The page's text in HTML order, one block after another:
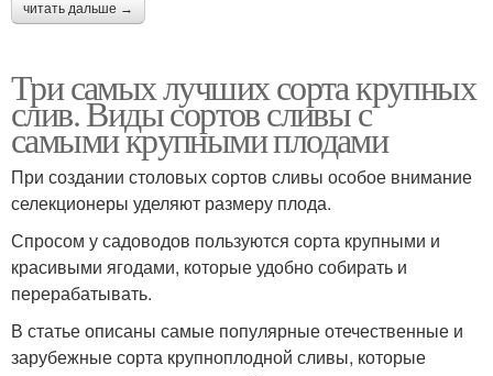
читать дальше →
Три самых лучших сорта крупных
слив. Виды сортов сливы с
самыми крупными плодами
При создании столовых сортов сливы особое внимание
селекционеры уделяют размеру плода.
Спросом у садоводов пользуются сорта крупными и
красивыми ягодами, которые удобно собирать и
перерабатывать.
В статье описаны самые популярные отечественные и
зарубежные сорта крупноплодной сливы, которые